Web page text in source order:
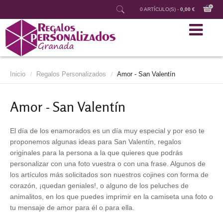
0 ARTÍCULO(S) - 0,00 €
Inicio / Regalos Personalizados / Amor - San Valentín
Amor - San Valentín
El día de los enamorados es un día muy especial y por eso te
proponemos algunas ideas para San Valentín, regalos
originales para la persona a la que quieres que podrás
personalizar con una foto vuestra o con una frase. Algunos de
los artículos más solicitados son nuestros cojines con forma de
corazón, ¡quedan geniales!, o alguno de los peluches de
animalitos, en los que puedes imprimir en la camiseta una foto o
tu mensaje de amor para él o para ella.